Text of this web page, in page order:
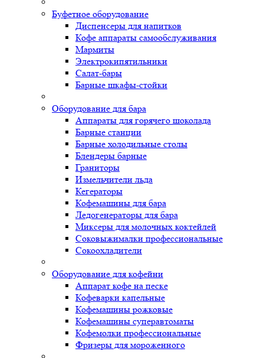
Буфетное оборудование
Диспенсеры для напитков
Кофе аппараты самообслуживания
Мармиты
Электрокипятильники
Cалат-бары
Барные шкафы-стойки
Оборудование для бара
Аппараты для горячего шоколада
Барные станции
Барные холодильные столы
Блендеры барные
Граниторы
Измельчители льда
Кегераторы
Кофемашины для бара
Ледогенераторы для бара
Миксеры для молочных коктейлей
Соковыжималки профессиональные
Сокоохладители
Оборудование для кофейни
Аппарат кофе на песке
Кофеварки капельные
Кофемашины рожковые
Кофемашины суперавтоматы
Кофемолки профессиональные
Фризеры для мороженного